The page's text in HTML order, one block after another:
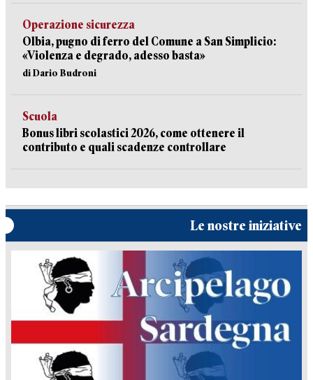
Operazione sicurezza
Olbia, pugno di ferro del Comune a San Simplicio:
«Violenza e degrado, adesso basta»
di Dario Budroni
Scuola
Bonus libri scolastici 2026, come ottenere il
contributo e quali scadenze controllare
Le nostre iniziative